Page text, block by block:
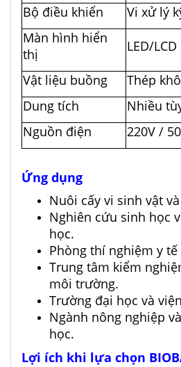
Bộ điều khiển
Vi xử lý
Màn hình hiển
thị
LED/LCD
Vật liệu buồng
Thép
Dung tích
Nhiều
Nguồn điện
220V /
Ứng dụng
Nuôi cấy vi sinh vật
Nghiên cứu sinh học
học.
Phòng thí nghiệm y
Trung tâm kiểm
môi trường.
Trường đại học và
Ngành nông nghiệp
học.
Lợi ích khi lựa chọn